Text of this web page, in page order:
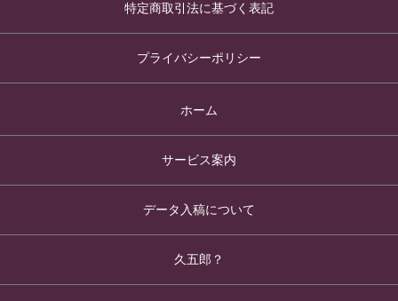
特定商取引法に基づく表記
プライバシーポリシー
ホーム
サービス案内
データ入稿について
久五郎？